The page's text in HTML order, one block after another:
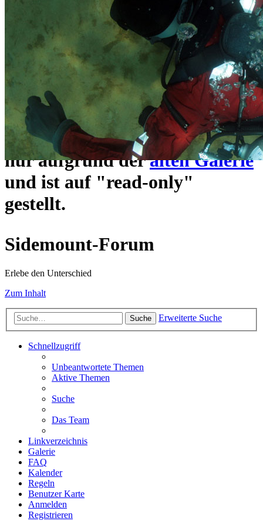
Das Sidemount-Forum ist auf
ein neues Forensystem
umgezogen und wie gewohnt
unter https://www.sidemount-
forum.comerreichbar.
Das alte Forum hier existiert
nur aufgrund deralten Galerie
und ist auf "read-only"
gestellt.
Sidemount-Forum
Erlebe den Unterschied
Zum Inhalt
Suche Erweiterte Suche
Schnellzugriff
Unbeantwortete Themen
Aktive Themen
Suche
Das Team
Linkverzeichnis
Galerie
FAQ
Kalender
Regeln
Benutzer Karte
Anmelden
Registrieren